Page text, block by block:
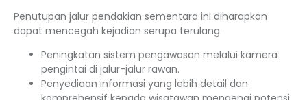
Penutupan jalur pendakian sementara ini diharapkan
dapat mencegah kejadian serupa terulang.
Peningkatan sistem pengawasan melalui kamera
pengintai di jalur-jalur rawan.
Penyediaan informasi yang lebih detail dan